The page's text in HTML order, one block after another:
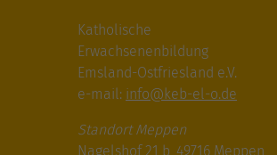
Katholische
Erwachsenenbildung
Emsland-Ostfriesland e.V.
e-mail: info@keb-el-o.de
Standort Meppen
Nagelshof 21 b, 49716 Meppen